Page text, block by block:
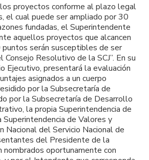
proyectos conforme al plazo legal
el cual puede ser ampliado por 30
fundadas, el Superintendente
aquellos proyectos que alcancen
serán susceptibles de ser
Resolutivo de la SCJ”. En su
Ejecutivo, presentará la evaluación
asignados a un cuerpo
por la Subsecretaría de
por la Subsecretaría de Desarrollo
la propia Superintendencia de
Superintendencia de Valores y
Nacional del Servicio Nacional de
del Presidente de la
nombrados oportunamente con